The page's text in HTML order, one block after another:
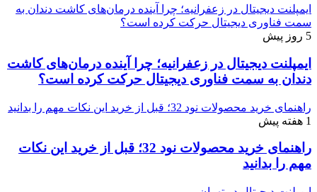
ایمپلنت دیجیتال در زعفرانیه؛ چرا آینده درمان‌های کاشت دندان به
سمت فناوری دیجیتال حرکت کرده است؟
5 روز پیش
ایمپلنت دیجیتال در زعفرانیه؛ چرا آینده درمان‌های کاشت
دندان به سمت فناوری دیجیتال حرکت کرده است؟
راهنمای خرید محصولات نود 32؛ قبل از خرید این نکات مهم را بدانید
1 هفته پیش
راهنمای خرید محصولات نود 32؛ قبل از خرید این نکات
مهم را بدانید